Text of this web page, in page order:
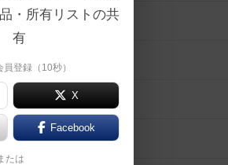
・所有リストの共
有
員登録（10秒）
X
Facebook
たは
ラム